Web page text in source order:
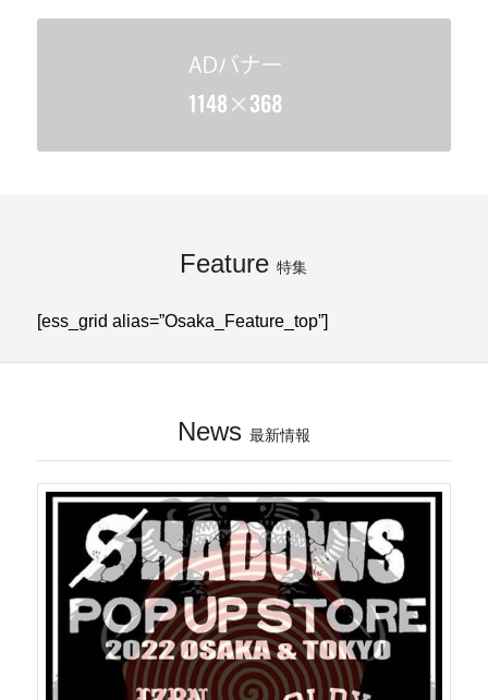
Feature特集
[ess_grid alias=”Osaka_Feature_top”]
News 最新情報